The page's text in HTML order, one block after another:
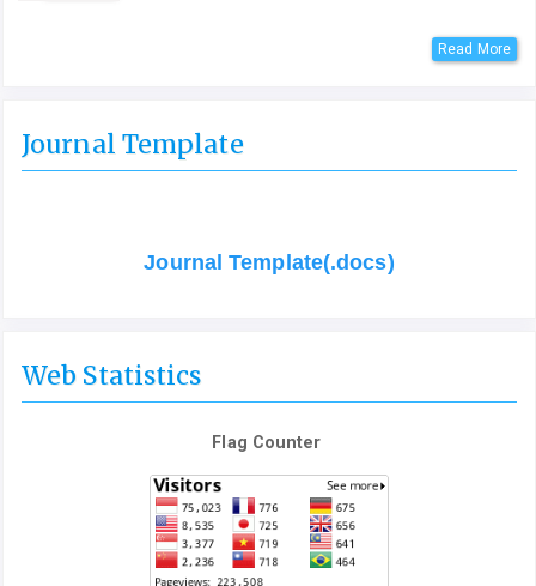
Read More
Journal Template
Journal Template(.docs)
Web Statistics
Flag Counter